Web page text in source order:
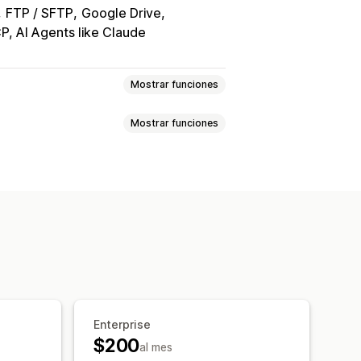
FTP / SFTP Google Drive
AI Agents like Claude
Mostrar funciones
Mostrar funciones
Encriptación
Actualizaciones masivas
Metacampos
Pedidos
Enterprise
$200al mes